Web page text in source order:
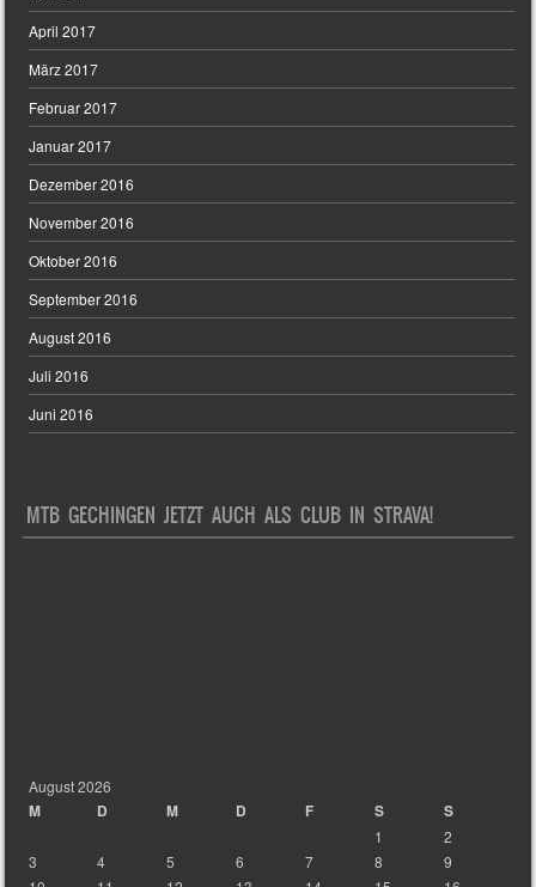
April 2017
März 2017
Februar 2017
Januar 2017
Dezember 2016
November 2016
Oktober 2016
September 2016
August 2016
Juli 2016
Juni 2016
MTB GECHINGEN JETZT AUCH ALS CLUB IN STRAVA!
August 2026
M D M D F S S
1
2
3
4 5 6 7 8
9